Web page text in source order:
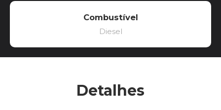
Combustível
Diesel
Detalhes